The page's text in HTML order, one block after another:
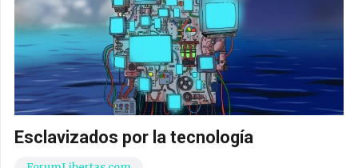
Esclavizados por la tecnología